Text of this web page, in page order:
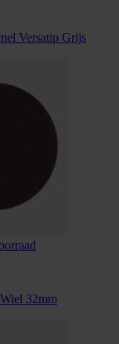
Versatip Grijs
32mm